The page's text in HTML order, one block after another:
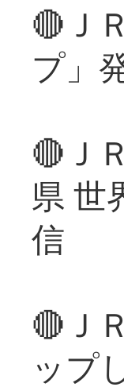
🔴Ｊ
プ」
🔴Ｊ
県 世
信
🔴Ｊ
ップ